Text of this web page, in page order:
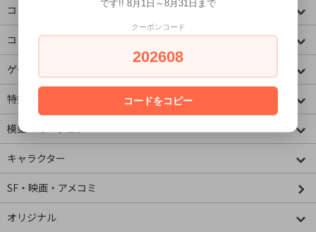
コミック・アニメ(その他)
コミック・アニメ(ラノベ系)
ゲームキャラクター
特撮・ヒーロー
模型・ミニチュア
キャラクター
SF・映画・アメコミ
オリジナル
です!! 8月1日～8月31日まで
クーポンコード
202608
コードをコピー